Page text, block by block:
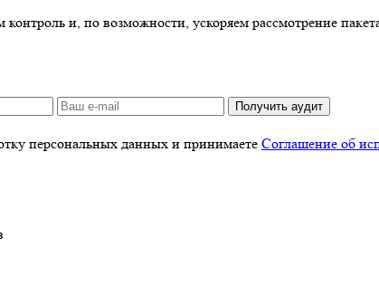
и, по возможности, ускоряем рассмотрение
Получить аудит
персональных данных и принимаете Соглашение об